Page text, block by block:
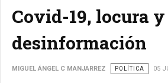
Covid-19, locura y
desinformación
MIGUEL ÁNGEL C MANJARREZ POLÍTICA 05